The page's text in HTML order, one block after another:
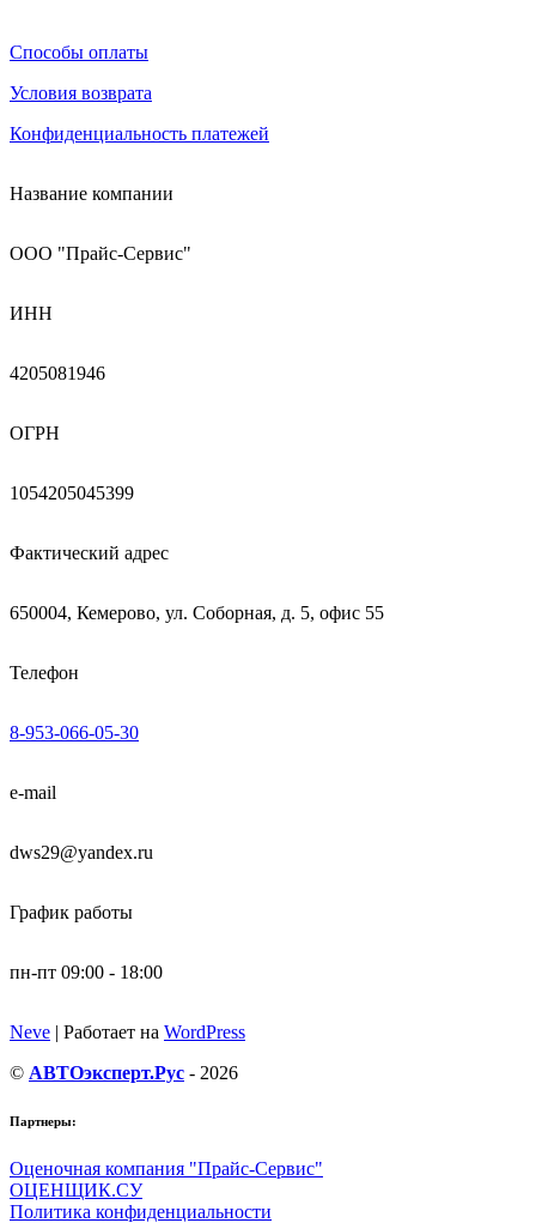
Способы оплаты
Условия возврата
Конфиденциальность платежей
Название компании
ООО "Прайс-Сервис"
ИНН
4205081946
ОГРН
1054205045399
Фактический адрес
650004, Кемерово, ул. Соборная, д. 5, офис 55
Телефон
8-953-066-05-30
e-mail
dws29@yandex.ru
График работы
пн-пт 09:00 - 18:00
Neve | Работает на WordPress
© АВТОэксперт.Рус - 2026
Партнеры:
Оценочная компания "Прайс-Сервис"
ОЦЕНЩИК.СУ
Политика конфиденциальности